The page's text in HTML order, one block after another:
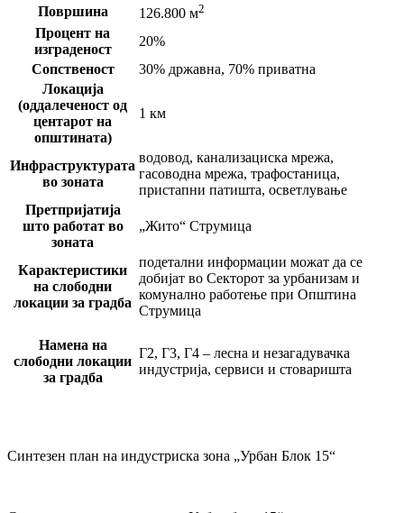
Површина 126.800 м2
Процент на
изграденост
20%
Сопственост
30% државна, 70% приватна
Локација
(оддалеченост од
центарот на
општината)
1 км
Инфраструктурата
во зоната
водовод, канализациска мрежа,
гасоводна мрежа, трафостаница,
пристапни патишта, осветлување
Претпријатија
што работат во
зоната
„Жито“ Струмица
Карактеристики
на слободни
локации за градба
подетални информации можат да се
добијат во Секторот за урбанизам и
комунално работење при Општина
Струмица
Намена на
слободни локации
за градба
Г2, Г3, Г4 – лесна и незагадувачка
индустрија, сервиси и стоваришта
Синтезен план на индустриска зона „Урбан Блок 15“